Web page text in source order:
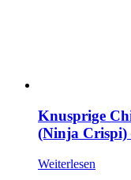
Knusprige
(Ninja Crispi)
Weiterlesen